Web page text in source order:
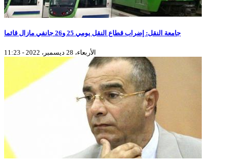
جامعة النقل: إضراب قطاع النقل يومي 25 و26 جانفي مازال قائما
الأربعاء، 28 ديسمبر، 2022 - 11:23